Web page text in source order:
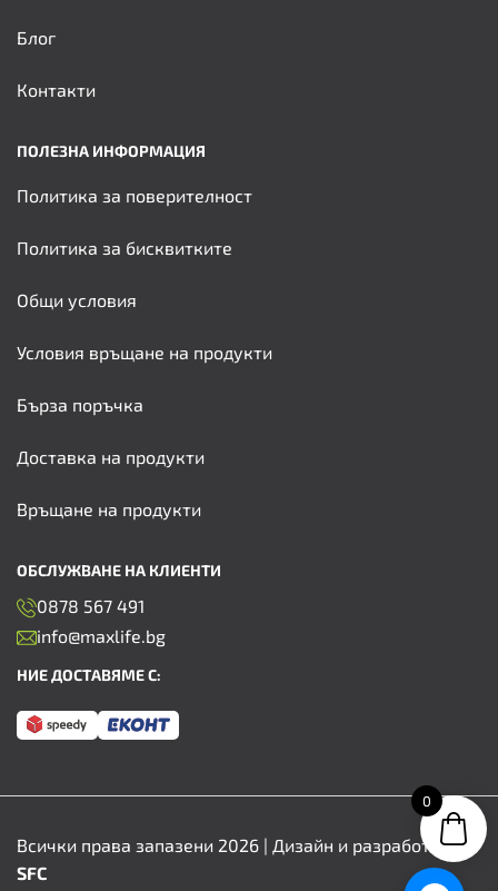
Блог
Контакти
ПОЛЕЗНА ИНФОРМАЦИЯ
Политика за поверителност
Политика за бисквитките
Общи условия
Условия връщане на продукти
Бърза поръчка
Доставка на продукти
Връщане на продукти
ОБСЛУЖВАНЕ НА КЛИЕНТИ
0878 567 491
info@maxlife.bg
НИЕ ДОСТАВЯМЕ С:
Всички права запазени 2026 | Дизайн и разработка от
SFC
0